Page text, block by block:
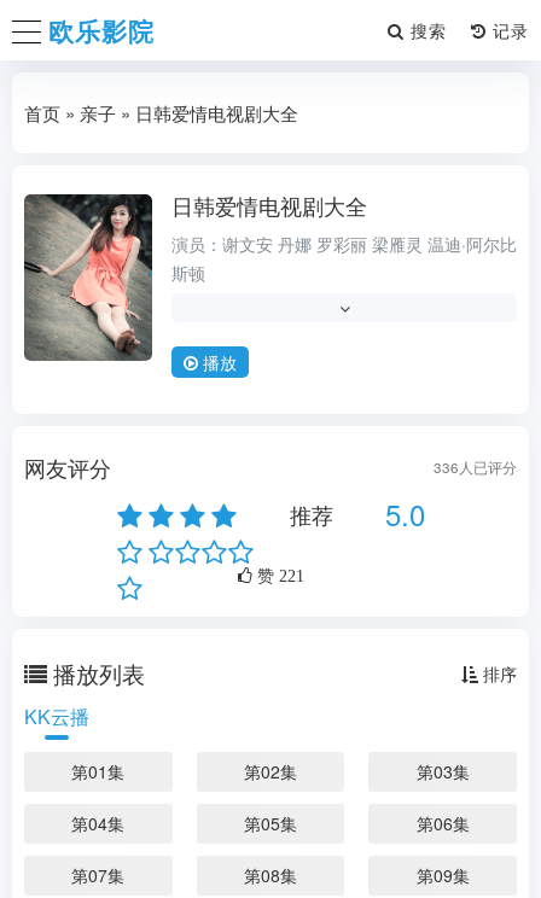
欧乐影院 搜索
首页 » 亲子 » 日韩爱情电视剧大全
农村
日韩爱情电视剧大全
演员： 谢文安 丹娜 罗彩丽 梁雁灵 温迪·阿尔比
斯顿
类型：,古装
状态：TC
年份： 1998
语言： 日语
更多
播放
网友评分 336 人已评分
推荐 5.0
赞 221
播放列表 排序
KK云播
第01集 第02集 第03集
第04集 第05集 第06集
第07集 第08集 第09集